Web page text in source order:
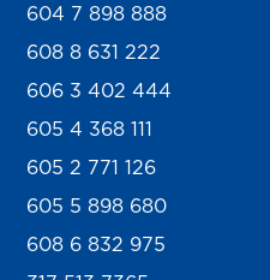
604 7 898 888
608 8 631 222
606 3 402 444
605 4 368 111
605 2 771 126
605 5 898 680
608 6 832 975